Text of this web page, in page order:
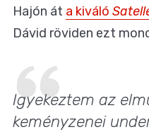
Hajón át a kiváló
Dávid röviden ezt
Igyekeztem az
keményzenei